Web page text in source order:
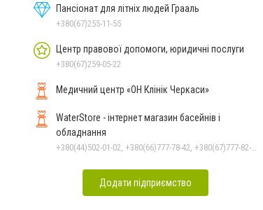
Пансіонат для літніх людей Грааль
+380(67)255-11-55
Центр правової допомоги, юридичні послуги
+380(67)259-05-22
Медичний центр «ОН Клінік Черкаси»
WaterStore - інтернет магазин басейнів і
обладнання
+380(44)502-01-02, +380(66)777-78-42, +380(67)777-82-19, +380(67)890-80-80, +380(73)890-80-80, +380(44)502-01-03
Додати підприємство